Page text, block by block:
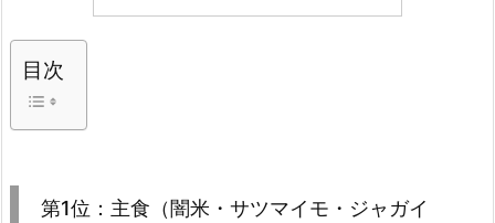
目次
第1位：主食（闇米・サツマイモ・ジャガイ